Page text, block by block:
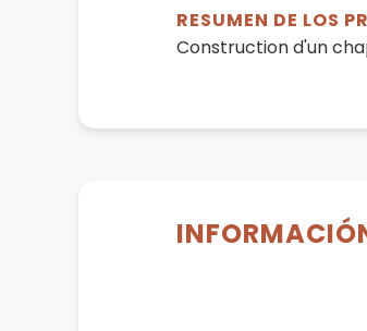
RESUMEN DE LOS
Construction d'un